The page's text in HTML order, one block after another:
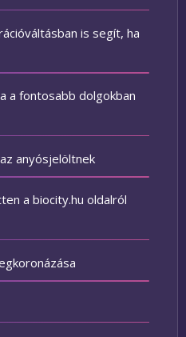
is segít, ha
a fontosabb dolgokban
anyósjelöltnek
a biocity.hu oldalról